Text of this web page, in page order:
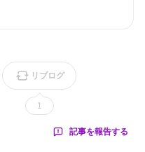
リブログ
1
記事を報告する